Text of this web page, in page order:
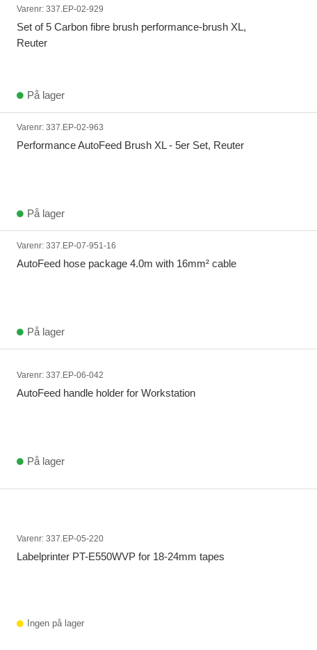
Varenr: 337.EP-02-929
Set of 5 Carbon fibre brush performance-brush XL,
Reuter
På lager
Varenr: 337.EP-02-963
Performance AutoFeed Brush XL - 5er Set, Reuter
På lager
Varenr: 337.EP-07-951-16
AutoFeed hose package 4.0m with 16mm² cable
På lager
Varenr: 337.EP-06-042
AutoFeed handle holder for Workstation
På lager
Varenr: 337.EP-05-220
Labelprinter PT-E550WVP for 18-24mm tapes
Ingen på lager